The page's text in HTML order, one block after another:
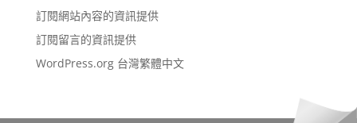
訂閱網站內容的資訊提供
訂閱留言的資訊提供
WordPress.org 台灣繁體中文